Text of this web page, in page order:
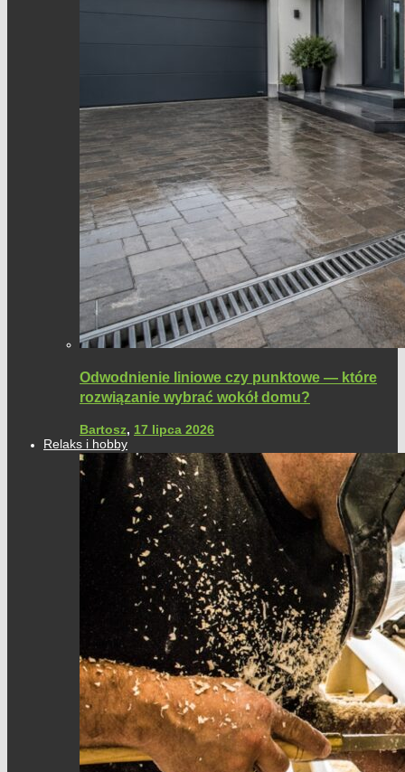
Odwodnienie liniowe czy punktowe — które
rozwiązanie wybrać wokół domu?
Bartosz, 17 lipca 2026
Relaks i hobby